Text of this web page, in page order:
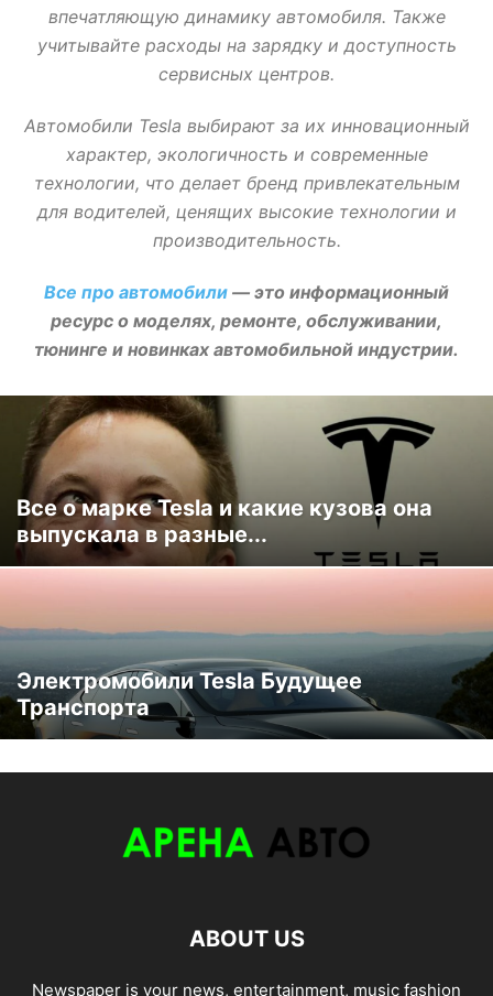
впечатляющую динамику автомобиля. Также
учитывайте расходы на зарядку и доступность
сервисных центров.
Автомобили Tesla выбирают за их инновационный
характер, экологичность и современные
технологии, что делает бренд привлекательным
для водителей, ценящих высокие технологии и
производительность.
Все про автомобили — это информационный
ресурс о моделях, ремонте, обслуживании,
тюнинге и новинках автомобильной индустрии.
Все о марке Tesla и какие кузова она
выпускала в разные...
Электромобили Tesla Будущее
Транспорта
ABOUT US
Newspaper is your news, entertainment, music fashion